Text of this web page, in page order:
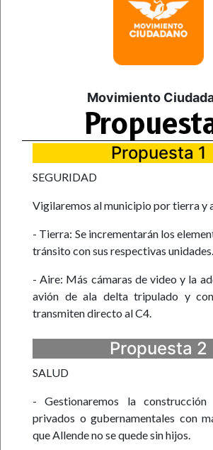
Movimiento
Propuesta 1
SEGURIDAD
Vigilaremos al municipio por tierra y
- Tierra: Se incrementarán los
tránsito con sus respectivas unidades.
- Aire: Más cámaras de video y la
avión de ala delta tripulado y
transmiten directo al C4.
Propuesta 2
SALUD
- Gestionaremos la construcción
privados o gubernamentales con
que Allende no se quede sin hijos.